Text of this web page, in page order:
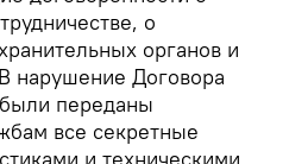
о
органов и
нарушение Договора
переданы
все секретные
и техническими